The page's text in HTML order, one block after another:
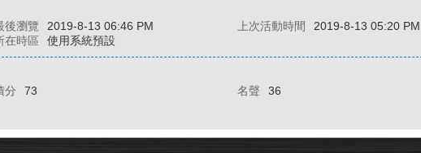
後瀏覽 2019-8-13 06:46 PM 上次活動時間
2019-8-13 05:20 PM
在時區 使用系統預設
分 73 名聲
36